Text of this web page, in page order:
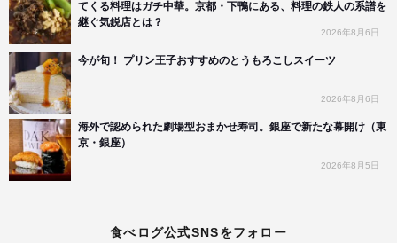
てくる料理はガチ中華。京都・下鴨にある、料理の鉄人の系譜を
継ぐ気鋭店とは？
2026年8月6日
今が旬！ プリン王子おすすめのとうもろこしスイーツ
2026年8月6日
海外で認められた劇場型おまかせ寿司。銀座で新たな幕開け（東
京・銀座）
2026年8月5日
食べログ公式SNSをフォロー